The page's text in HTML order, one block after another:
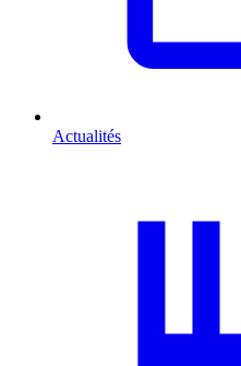
Actualités